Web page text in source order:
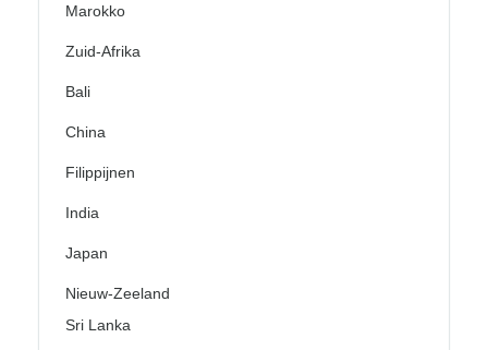
Marokko
Zuid-Afrika
Bali
China
Filippijnen
India
Japan
Nieuw-Zeeland
Sri Lanka